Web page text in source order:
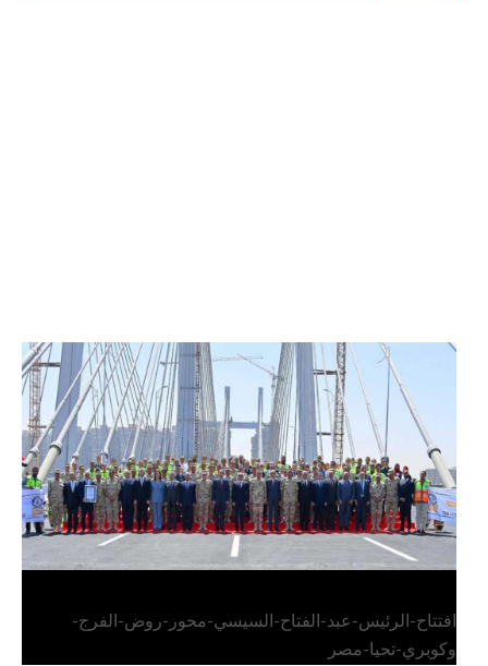
الرئيس عبد الفتاح السيسي يفتتح محور روض الفرج
وكوبري تحيا مصر
افتتاح-الرئيس-عبد-الفتاح-السيسي-محور-روض-الفرج-
وكوبري-تحيا-مصر